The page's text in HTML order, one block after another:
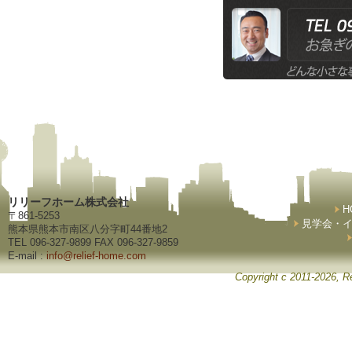
リリーフホーム株式会社
〒861-5253
熊本県熊本市南区八分字町44番地2
TEL 096-327-9899 FAX 096-327-9859
E-mail :info@relief-home.com
見学会・
Copyright c 2011-2026,